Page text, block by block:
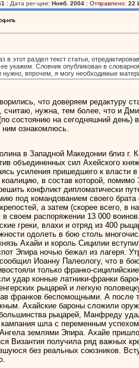
: Дата рег-ции: Нояб. 2004: Отправлено: 22
в этот раздел текст статьи,
укажем. Словник опубликован в
нужно, впрочем, я могу необходимые
что доверяем редактуру
считаю, нужна, тем более, что и
состоянию на сегодняшний день)
ним ознакомлюсь.
в Западной Македонии близ г.
объединенных сил Ахейского
усиления пришедшего к
коалицию, в состав которой,
конфликт дипломатически
под командованием своего брата
а затем (скорее всего, в
в своем распоряжении 13 000
греки, влахи и отряд из 400
одолеть в бою столь
Ахайи и король Сицилии
Эпира ночью бежал из лагеря.
Иоанну Палеологу, что в
только франко-
удар конные латники-франки
рыцарей и легкую
франков беспомощными. А после
Ахайские бароны сложили
рыцарей, Манфреду
шла с переменным
землями Эпира. Ахайе
Византия получила ряд важных
без реальных союзников.